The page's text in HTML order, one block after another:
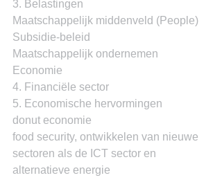
3. Belastingen
Maatschappelijk middenveld (People)
Subsidie-beleid
Maatschappelijk ondernemen
Economie
4. Financiële sector
5. Economische hervormingen
donut economie
food security, ontwikkelen van nieuwe
sectoren als de ICT sector en
alternatieve energie